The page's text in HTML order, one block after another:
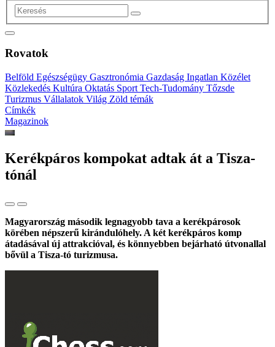
Rovatok
Belföld Egészségügy Gasztronómia Gazdaság Ingatlan Közélet
Közlekedés Kultúra Oktatás Sport Tech-Tudomány Tőzsde
Turizmus Vállalatok Világ Zöld témák
Címkék
Magazinok
Kerékpáros kompokat adtak át a Tisza-
tónál
Magyarország második legnagyobb tava a kerékpárosok
körében népszerű kirándulóhely. A két kerékpáros komp
átadásával új attrakcióval, és könnyebben bejárható útvonallal
bővül a Tisza-tó turizmusa.